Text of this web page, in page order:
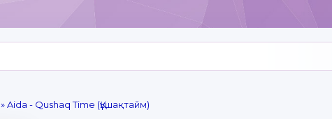
» Aida - Qushaq Time (Құшақтайм)